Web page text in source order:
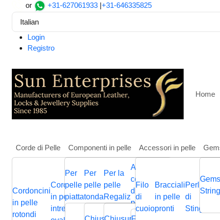
or +31-627061933 |+31-646335825
Italian
Login
Registro
Home
Corde di Pelle
Cordoncini
in pelle
rotondi
Cordoncini
in pelle
intrecciati
Cordoncini
in pelle
intrecciata
Cordoncini
in pelle
piatti
Cordini
in pelle
piatta
Componenti in pelle
Per
pelle
piatta
Per
pelle
tonda
Chiusura
Cursori
Per la
pelle
Regaliz
Cursori
Altri
componenti
di gioielli in
pelle
Accessori in pelle
Filo
di
cuoio
Bracciali
in pelle
pronti
Perline
di
Stingray
Altri Tessuti Grey Flower Pattern Oven Mitt
Grey Flower Pattern